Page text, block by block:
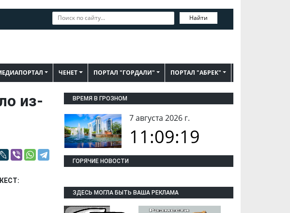
Найти
ЧЕНЕТ ПОРТАЛ "ГОРДАЛИ" ПОРТАЛ "АБРЕК"
из-
ВРЕМЯ В ГРОЗНОМ
7 августа 2026 г.
11:09:20
ГОРЯЧИЕ НОВОСТИ
ЗДЕСЬ МОГЛА БЫТЬ ВАША РЕКЛАМА